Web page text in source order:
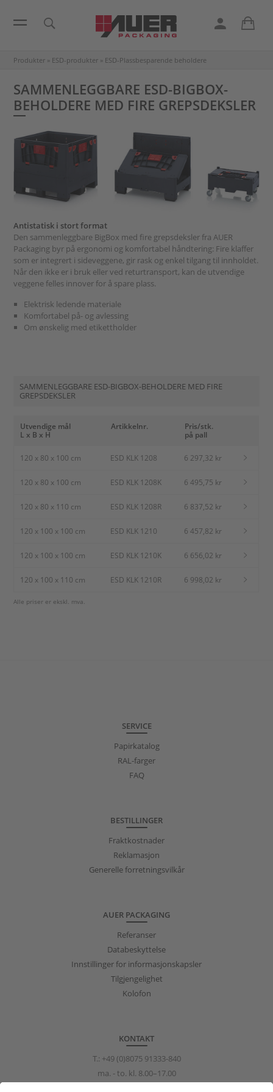
Produkter » ESD-produkter » ESD-Plassbesparende beholdere
SAMMENLEGGBARE ESD-BIGBOX-
BEHOLDERE MED FIRE GREPSDEKSLER
Antistatisk i stort format
Den sammenleggbare BigBox med fire grepsdeksler fra AUER
Packaging byr på ergonomi og komfortabel håndtering: Fire klaffer
som er integrert i sideveggene, gir rask og enkel tilgang til innholdet.
Når den ikke er i bruk eller ved returtransport, kan de utvendige
veggene felles innover for å spare plass.
Elektrisk ledende materiale
Komfortabel på- og avlessing
Om ønskelig med etikettholder
SAMMENLEGGBARE ESD-BIGBOX-BEHOLDERE MED FIRE
GREPSDEKSLER
Utvendige mål
L x B x H
Artikkelnr.
Pris/stk.
på pall
120 x 80 x 100 cm ESD KLK 1208 6 297,32 kr
120 x 80 x 100 cm ESD KLK 1208K 6 495,75 kr
120 x 80 x 110 cm ESD KLK 1208R 6 837,52 kr
120 x 100 x 100 cm ESD KLK 1210 6 457,82 kr
120 x 100 x 100 cm ESD KLK 1210K 6 656,02 kr
120 x 100 x 110 cm ESD KLK 1210R 6 998,02 kr
Alle priser er ekskl. mva.
SERVICE
Papirkatalog
RAL-farger
FAQ
BESTILLINGER
Fraktkostnader
Reklamasjon
Generelle forretningsvilkår
AUER PACKAGING
Referanser
Databeskyttelse
Innstillinger for informasjonskapsler
Tilgjengelighet
Kolofon
KONTAKT
T.: +49 (0)8075 91333-840
ma. - to. kl. 8.00–17.00